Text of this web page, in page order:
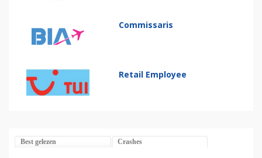
Commissaris
Retail Employee
Best gelezen Crashes